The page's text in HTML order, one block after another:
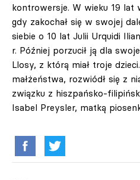
kontrowersje. W wieku 19 lat
gdy zakochał się w swojej
siebie o 10 lat Julii Urquidi
r. Później porzucił ją dla
Llosy, z którą miał troje
małżeństwa, rozwiódł się z
związku z hiszpańsko-
Isabel Preysler, matką